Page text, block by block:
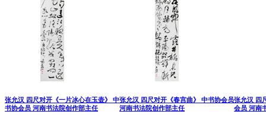
张允汉 四尺对开《一片冰心在玉壶》 中
书协会员 河南书法院创作部主任
张允汉 四尺对开《春宫曲》 中书协会员
河南书法院创作部主任
张允汉 四
会员 河南